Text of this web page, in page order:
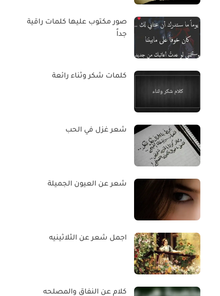
صور مكتوب عليها كلمات راقية
جداً
كلمات شكر وثناء رائعة
شعر غزل في الحب
شعر عن العيون الجميلة
اجمل شعر عن الثلاثينيه
كلام عن النفاق والمصلحه